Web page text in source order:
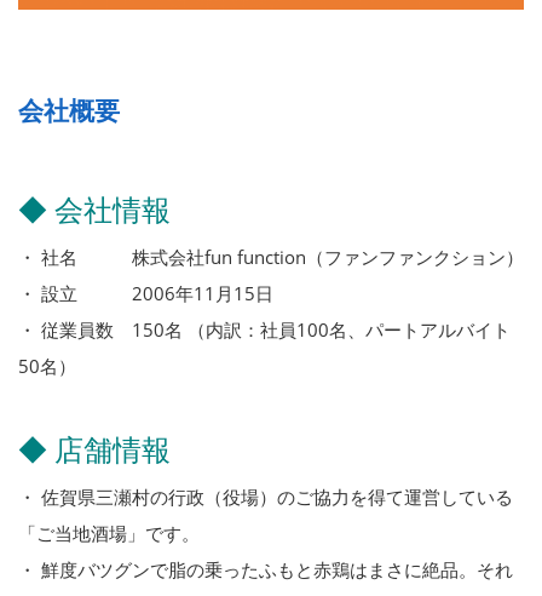
会社概要
◆ 会社情報
・ 社名 株式会社fun function（ファンファンクション）
・ 設立 2006年11月15日
・ 従業員数 150名 （内訳：社員100名、パートアルバイト
50名）
◆ 店舗情報
・ 佐賀県三瀬村の行政（役場）のご協力を得て運営している
「ご当地酒場」です。
・ 鮮度バツグンで脂の乗ったふもと赤鶏はまさに絶品。それ